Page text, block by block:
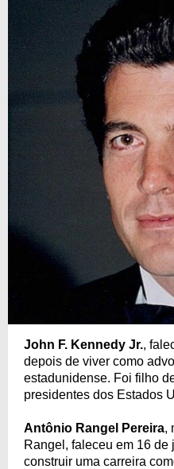
John F. Kennedy Jr.,
depois de viver como
estadunidense. Foi filho
presidentes dos Estados
Antônio Rangel Pereira,
Rangel, faleceu em 16 de
construir uma carreira